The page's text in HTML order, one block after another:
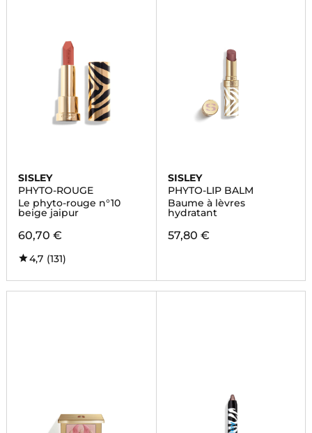
SISLEY
PHYTO-ROUGE
Le phyto-rouge n°10
beige jaipur
60,70 €
4,7 (131)
SISLEY
PHYTO-LIP BALM
Baume à lèvres
hydratant
57,80 €